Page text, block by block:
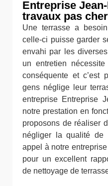
Entreprise
travaux pas cher
Une terrasse a
celle-ci puisse garder
envahi par les
un entretien
conséquente et c’est
gens néglige leur
entreprise Entreprise
notre prestation en
proposons de réaliser
négliger la qualité de
appel à notre
pour un excellent
de nettoyage de